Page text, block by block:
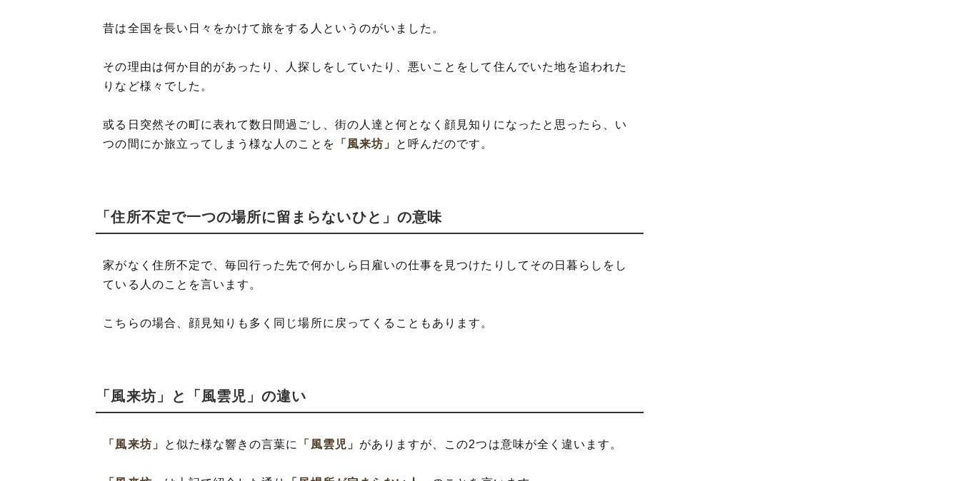
昔は全国を長い日々をかけて旅をする人というのがいました。
その理由は何か目的があったり、人探しをしていたり、悪いことをして住んでいた地を追われた
りなど様々でした。
或る日突然その町に表れて数日間過ごし、街の人達と何となく顔見知りになったと思ったら、い
つの間にか旅立ってしまう様な人のことを 「風来坊」 と呼んだのです。
「住所不定で一つの場所に留まらないひと」の意味
家がなく住所不定で、毎回行った先で何かしら日雇いの仕事を見つけたりしてその日暮らしをし
ている人のことを言います。
こちらの場合、顔見知りも多く同じ場所に戻ってくることもあります。
「風来坊」と「風雲児」の違い
「風来坊」 と似た様な響きの言葉に 「風雲児」 がありますが、この2つは意味が全く違います。